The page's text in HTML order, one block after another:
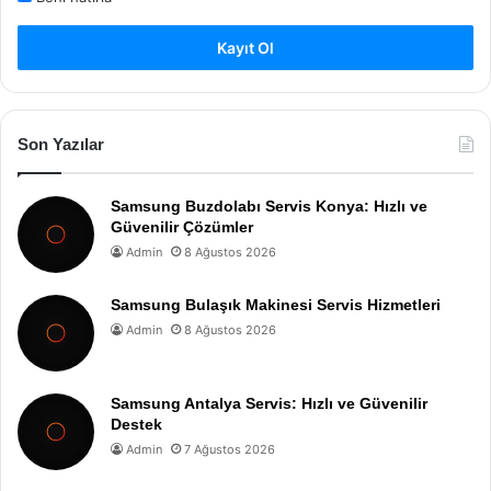
Kayıt Ol
Son Yazılar
Samsung Buzdolabı Servis Konya: Hızlı ve
Güvenilir Çözümler
Admin 8 Ağustos 2026
Samsung Bulaşık Makinesi Servis Hizmetleri
Admin 8 Ağustos 2026
Samsung Antalya Servis: Hızlı ve Güvenilir
Destek
Admin 7 Ağustos 2026